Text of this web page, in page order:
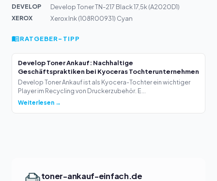
DEVELOP
Develop Toner TN-217 Black 17,5k (A2020D1)
XEROX
Xerox Ink (108R00931) Cyan
RATGEBER-TIPP
Develop Toner Ankauf: Nachhaltige
Geschäftspraktiken bei Kyoceras Tochterunternehmen
Develop Toner Ankauf ist als Kyocera-Tochter ein wichtiger
Player im Recycling von Druckerzubehör. E...
Weiterlesen →
toner-ankauf-einfach.de